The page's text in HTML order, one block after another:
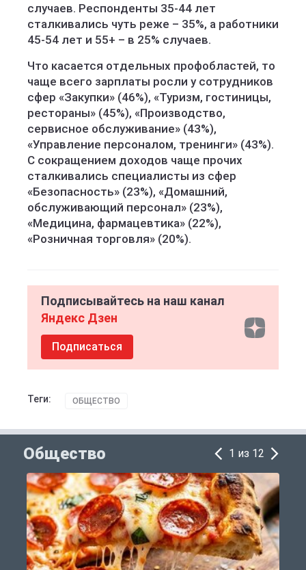
случаев. Респонденты 35-44 лет
сталкивались чуть реже – 35%, а работники
45-54 лет и 55+ – в 25% случаев.
Что касается отдельных профобластей, то
чаще всего зарплаты росли у сотрудников
сфер «Закупки» (46%), «Туризм, гостиницы,
рестораны» (45%), «Производство,
сервисное обслуживание» (43%),
«Управление персоналом, тренинги» (43%).
С сокращением доходов чаще прочих
сталкивались специалисты из сфер
«Безопасность» (23%), «Домашний,
обслуживающий персонал» (23%),
«Медицина, фармацевтика» (22%),
«Розничная торговля» (20%).
Подписывайтесь на наш канал
Яндекс Дзен
Подписаться
Теги: ОБЩЕСТВО
Общество 1 из 12